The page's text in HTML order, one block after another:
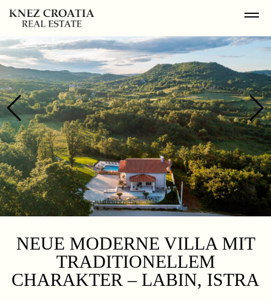
NEUE MODERNE VILLA MIT
TRADITIONELLEM
CHARAKTER – LABIN, ISTRA